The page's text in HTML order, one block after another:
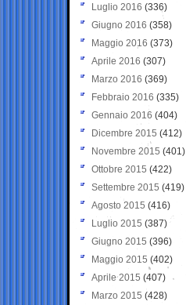
Luglio 2016 (336)
Giugno 2016 (358)
Maggio 2016 (373)
Aprile 2016 (307)
Marzo 2016 (369)
Febbraio 2016 (335)
Gennaio 2016 (404)
Dicembre 2015 (412)
Novembre 2015 (401)
Ottobre 2015 (422)
Settembre 2015 (419)
Agosto 2015 (416)
Luglio 2015 (387)
Giugno 2015 (396)
Maggio 2015 (402)
Aprile 2015 (407)
Marzo 2015 (428)